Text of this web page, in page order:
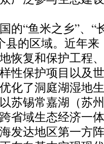
“鱼米之乡”、“
县的区域。近年
恢复和保护工程
性保护项目以及
化了洞庭湖湿地
锡常嘉湖（苏
省域生态经济一
发达地区第一方